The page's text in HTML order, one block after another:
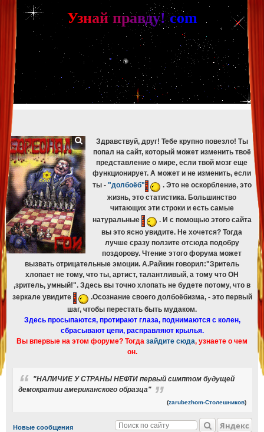
[phpBB Debug] PHP Warning : in file [ROOT]/phpbb/db/driver/mysqli.php
mysqli_fetch_assoc(): Couldn't fetch mysqli_result
[phpBB Debug] PHP Warning: in file[ROOT]/phpbb/db/driver/mysqli.php 329
mysqli_free_result(): Couldn't fetch mysqli_result
[phpBB Debug] PHP Warning
[ROOT]/phpbb/db/driver/mysqli.php on line 265
mysqli_fetch_assoc(): Couldn't fetch mysqli_result
[phpBB Debug] PHP Warning
: in file [ROOT]/phpbb/db/driver/mysqli.php on line329
mysqli_free_result(): Couldn't fetch mysqli_result
[phpBB Debug] PHP Warning: in file [ROOT]/phpbb/db/driver/mysqli.php on line 265
mysqli_fetch_assoc(): Couldn't fetch mysqli_result
[phpBB Debug] PHP Warning
[ROOT]/phpbb/db/driver/mysqli.php on line329:
mysqli_free_result(): Couldn't fetch mysqli_result
[phpBB Debug] PHP Warning
: in file [ROOT]/phpbb/db/driver/mysqli.php on line 265
mysqli_fetch_assoc(): Couldn't fetch mysqli_result
[phpBB Debug] PHP Warning
[ROOT]/phpbb/db/driver/mysqli.php
mysqli_free_result(): Couldn't fetch mysqli_result
Узнай правду! com
Здравствуй, друг! Тебе крупно повезло! Ты
попал на сайт, который может изменить твоё
представление о мире, если твой мозг еще
функционирует. А может и не изменить, если
ты - "долбоёб"
. Это не оскорбление, это
жизнь, это статистика. Большинство
читающих эти строки и есть самые
натуральные
. И с помощью этого сайта
вы это ясно увидите. Не хочется? Тогда
лучше сразу ползите отсюда подобру
поздорову. Чтение этого форума может
вызвать отрицательные эмоции. А.Райкин говорил:"Зритель
хлопает не тому, что ты, артист, талантливый, а тому что ОН
,зритель, умный!". Здесь вы точно хлопать не будете потому, что в
зеркале увидите
.Осознание своего долбоёбизма, - это первый
шаг, чтобы перестать быть мудаком.
Здесь просыпаются, протирают глаза, поднимаются с колен,
сбрасывают цепи, расправляют крылья.
Вы впервые на этом форуме? Тогда зайдите сюда, узнаете о чем
он.
"НАЛИЧИЕ У СТРАНЫ НЕФТИ первый симптом будущей
демократии американского образца"
(zarubezhom-Столешников)
Новые сообщения Яндекс